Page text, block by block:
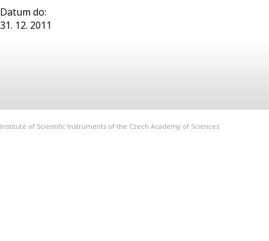
Datum do:
31. 12. 2011
Institute of Scientific Instruments of the Czech Academy of Sciences